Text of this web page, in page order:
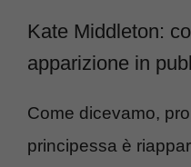
Kate Middleton:
apparizione in
Come dicevamo,
principessa è